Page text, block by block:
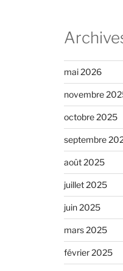
mai 2026
novembre
octobre 2025
septembre
août 2025
juillet 2025
juin 2025
mars 2025
février 2025